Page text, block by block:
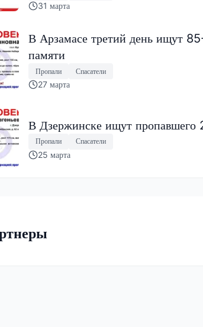
31 марта
В Арзамасе третий день ищут
памяти
Пропали Спасатели
27 марта
В Дзержинске ищут пропавшего
Пропали Спасатели
25 марта